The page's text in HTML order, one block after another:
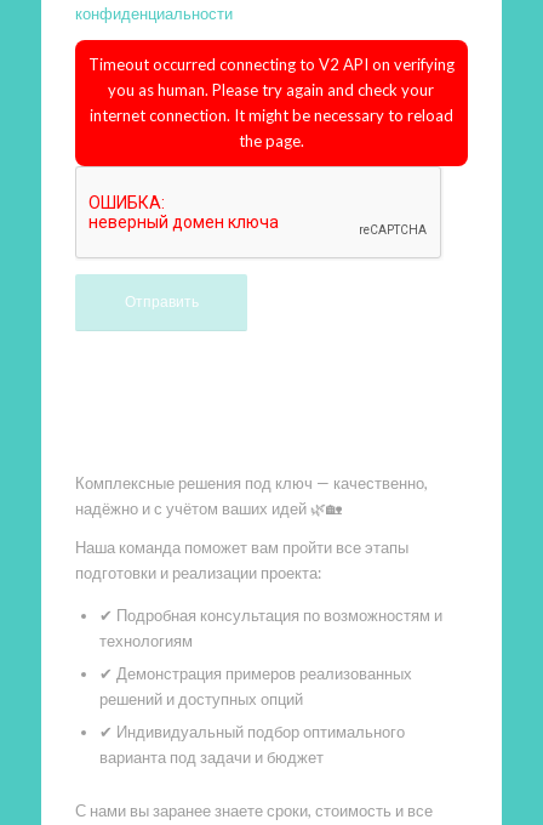
конфиденциальности
Timeout occurred connecting to V2 API on verifying
you as human. Please try again and check your
internet connection. It might be necessary to reload
the page.
Комплексные решения под ключ — качественно,
надёжно и с учётом ваших идей 🌿🏡
Наша команда поможет вам пройти все этапы
подготовки и реализации проекта:
✔ Подробная консультация по возможностям и
технологиям
✔ Демонстрация примеров реализованных
решений и доступных опций
✔ Индивидуальный подбор оптимального
варианта под задачи и бюджет
С нами вы заранее знаете сроки, стоимость и все